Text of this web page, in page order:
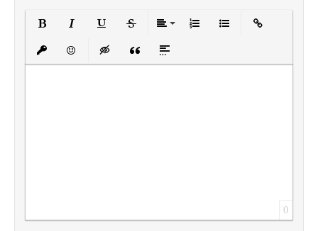
Вставить защищенную ссылку
Вставить смайлик
Вставка скрытого текста
Вставка цитаты
Вставка спойлера
0